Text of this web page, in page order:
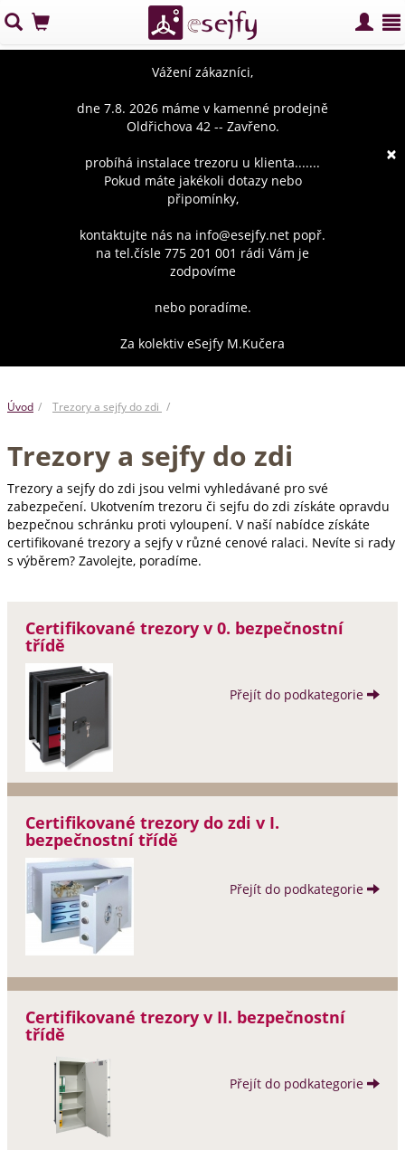
×
Vážení zákazníci,
dne 7.8. 2026 máme v kamenné prodejně
Oldřichova 42 -- Zavřeno.
probíhá instalace trezoru u klienta.......
Pokud máte jakékoli dotazy nebo
připomínky,
kontaktujte nás na info@esejfy.net popř.
na tel.čísle 775 201 001 rádi Vám je
zodpovíme
nebo poradíme.
Za kolektiv eSejfy M.Kučera
Úvod Trezory a sejfy do zdi
Trezory a sejfy do zdi
Trezory a sejfy do zdi jsou velmi vyhledávané pro své
zabezpečení. Ukotvením trezoru či sejfu do zdi získáte opravdu
bezpečnou schránku proti vyloupení. V naší nabídce získáte
certifikované trezory a sejfy v různé cenové ralaci. Nevíte si rady
s výběrem? Zavolejte, poradíme.
Certifikované trezory v 0. bezpečnostní
třídě
Přejít do podkategorie
Certifikované trezory do zdi v I.
bezpečnostní třídě
Přejít do podkategorie
Certifikované trezory v II. bezpečnostní
třídě
Přejít do podkategorie